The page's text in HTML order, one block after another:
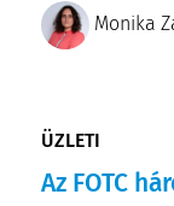
Monika
ÜZLETI
Az FOTC